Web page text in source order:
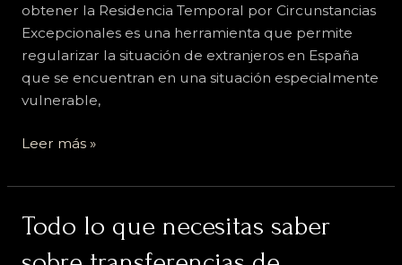
obtener la Residencia Temporal por Circunstancias
Excepcionales es una herramienta que permite
regularizar la situación de extranjeros en España
que se encuentran en una situación especialmente
vulnerable,
Leer más »
Todo lo que necesitas saber
Todo